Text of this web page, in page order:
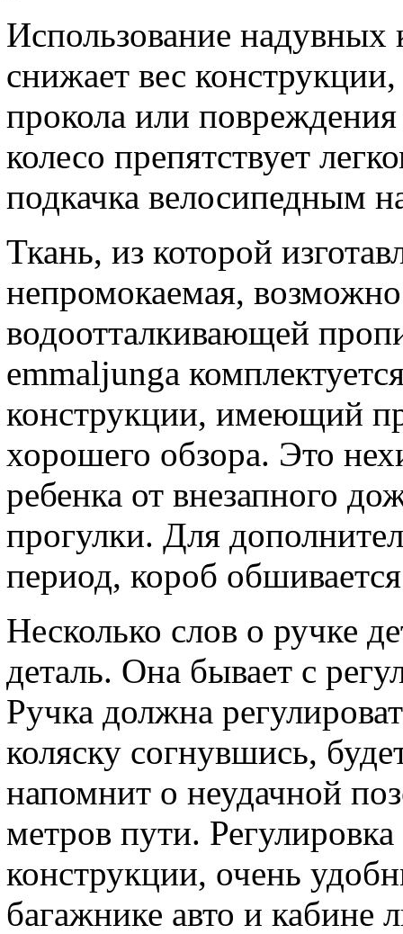
Использование надувных
снижает вес
прокола или
колесо препятствует
подкачка велосипедным
Ткань, из которой
непромокаемая,
водоотталкивающей
emmaljunga
конструкции, имеющий
хорошего обзора. Это
ребенка от внезапного
прогулки. Для
период, короб
Несколько слов о ручке
деталь. Она бывает с
Ручка должна
коляску согнувшись,
напомнит о неудачной
метров пути.
конструкции, очень
багажнике авто и кабине